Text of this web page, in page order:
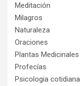
Meditación
Milagros
Naturaleza
Oraciones
Plantas Medicinales
Profecías
Psicologia cotidiana